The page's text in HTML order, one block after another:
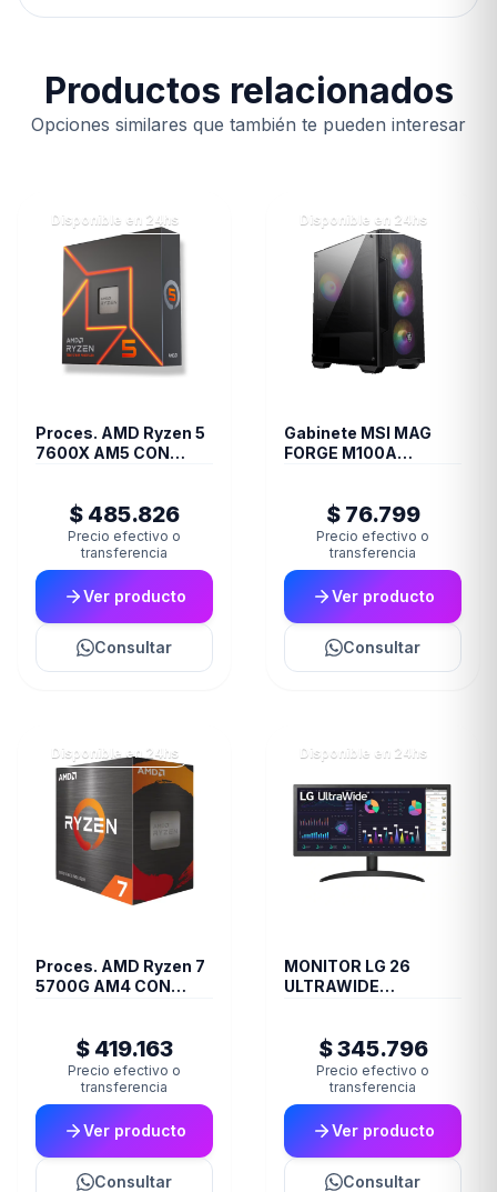
Productos relacionados
Opciones similares que también te pueden interesar
Disponible en 24hs
Proces. AMD Ryzen 5
7600X AM5 CON
$ 485.826
Precio efectivo o
transferencia
Ver producto
Consultar
Disponible en 24hs
Gabinete MSI MAG
FORGE M100A
$ 76.799
Precio efectivo o
transferencia
Ver producto
Consultar
Disponible en 24hs
Proces. AMD Ryzen 7
5700G AM4 CON
$ 419.163
Precio efectivo o
transferencia
Ver producto
Consultar
Disponible en 24hs
MONITOR LG 26
ULTRAWIDE
(7952)$ 345.796
Precio efectivo o
transferencia
Ver producto
Consultar